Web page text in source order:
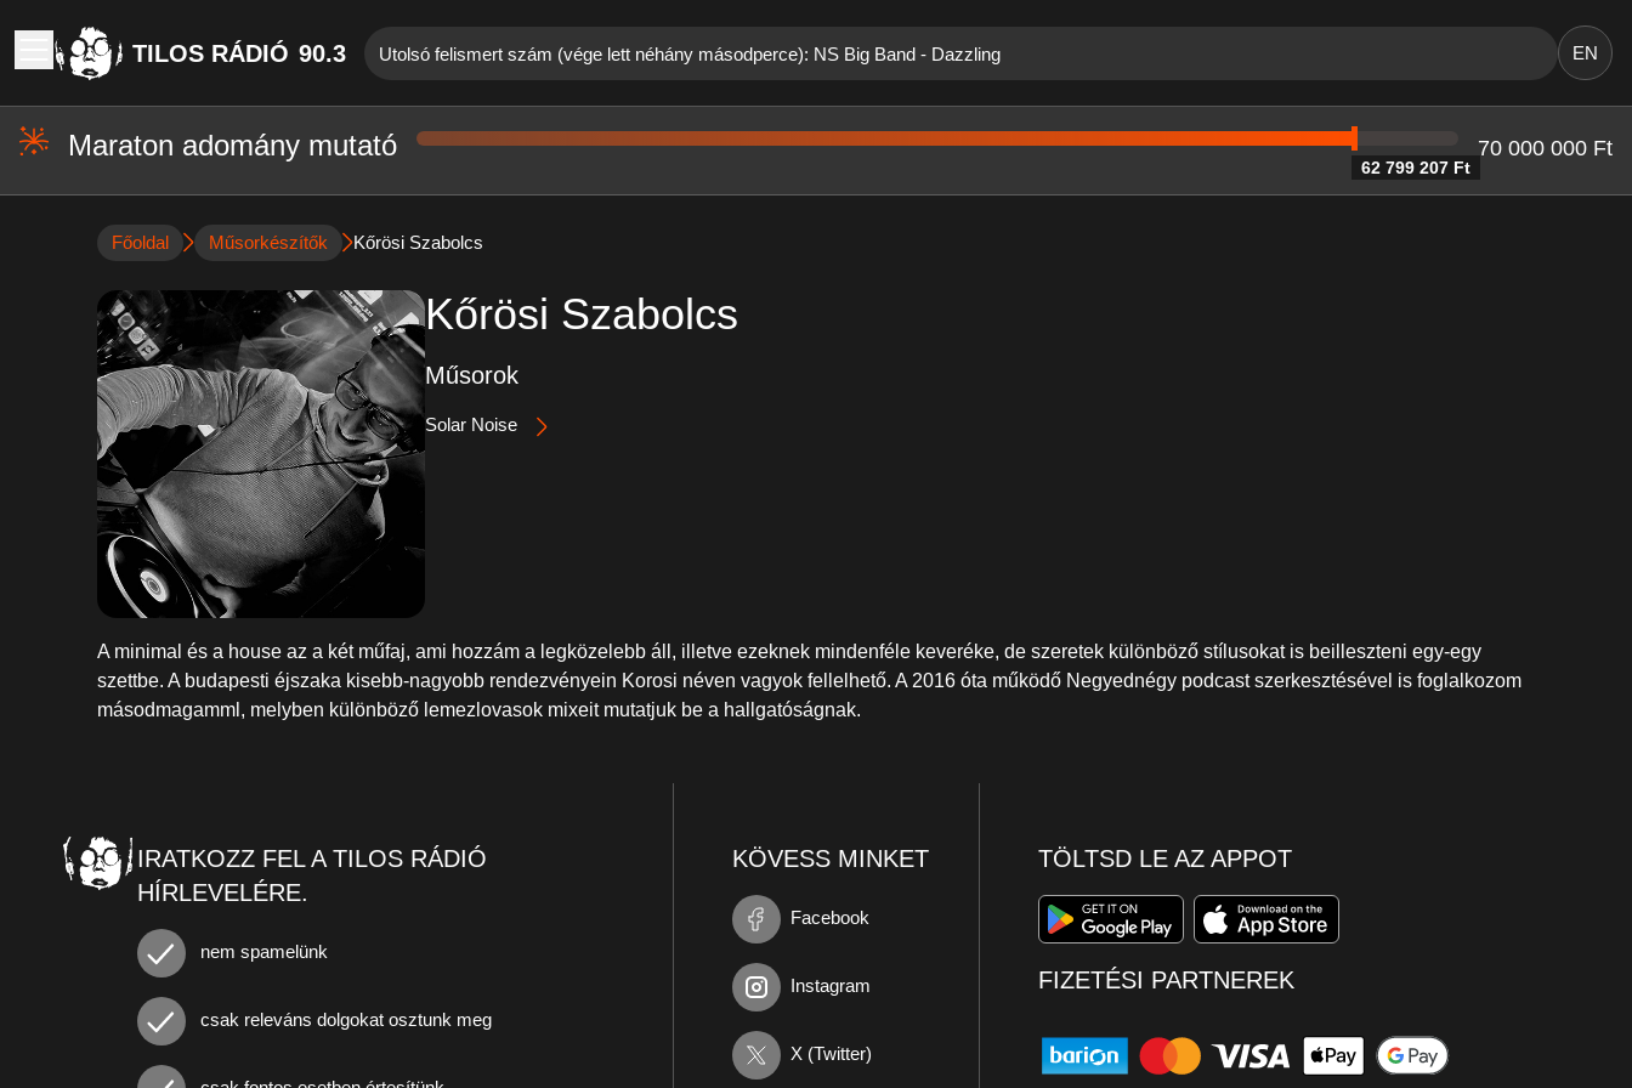
TILOS RÁDIÓ 90.3 Utolsó felismert szám (vége lett néhány másodperce): NS Big Band - Dazzling EN
Maraton adomány mutató
62 799 207 Ft
70 000 000 Ft
Főoldal Műsorkészítők Kőrösi Szabolcs
Kőrösi Szabolcs
Műsorok
Solar Noise
A minimal és a house az a két műfaj, ami hozzám a legközelebb áll, illetve ezeknek mindenféle keveréke, de szeretek különböző stílusokat is beilleszteni egy-egy
szettbe. A budapesti éjszaka kisebb-nagyobb rendezvényein Korosi néven vagyok fellelhető. A 2016 óta működő Negyednégy podcast szerkesztésével is foglalkozom
másodmagamml, melyben különböző lemezlovasok mixeit mutatjuk be a hallgatóságnak.
IRATKOZZ FEL A TILOS RÁDIÓ
HÍRLEVELÉRE.
nem spamelünk
csak releváns dolgokat osztunk meg
KÖVESS MINKET
Facebook
Instagram
X (Twitter)
TÖLTSD LE AZ APPOT
FIZETÉSI PARTNEREK